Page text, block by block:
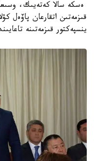
ەسكە سالا كەتەيىك،
قىزمەتىن اتقارعان پاۆەل
ينسپەكتور قىزمەتىنە